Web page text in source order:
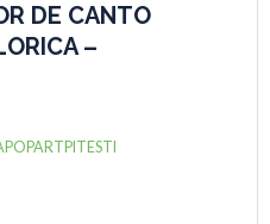
DE CANTO
–